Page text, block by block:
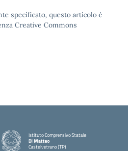
specificato, questo articolo è
Creative Commons
Istituto Comprensivo Statale
Di Matteo
Castelvetrano (TP)